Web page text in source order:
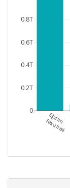
Eğitim
Fakültesi
0
0.2T
0.4T
0.6T
0.8T